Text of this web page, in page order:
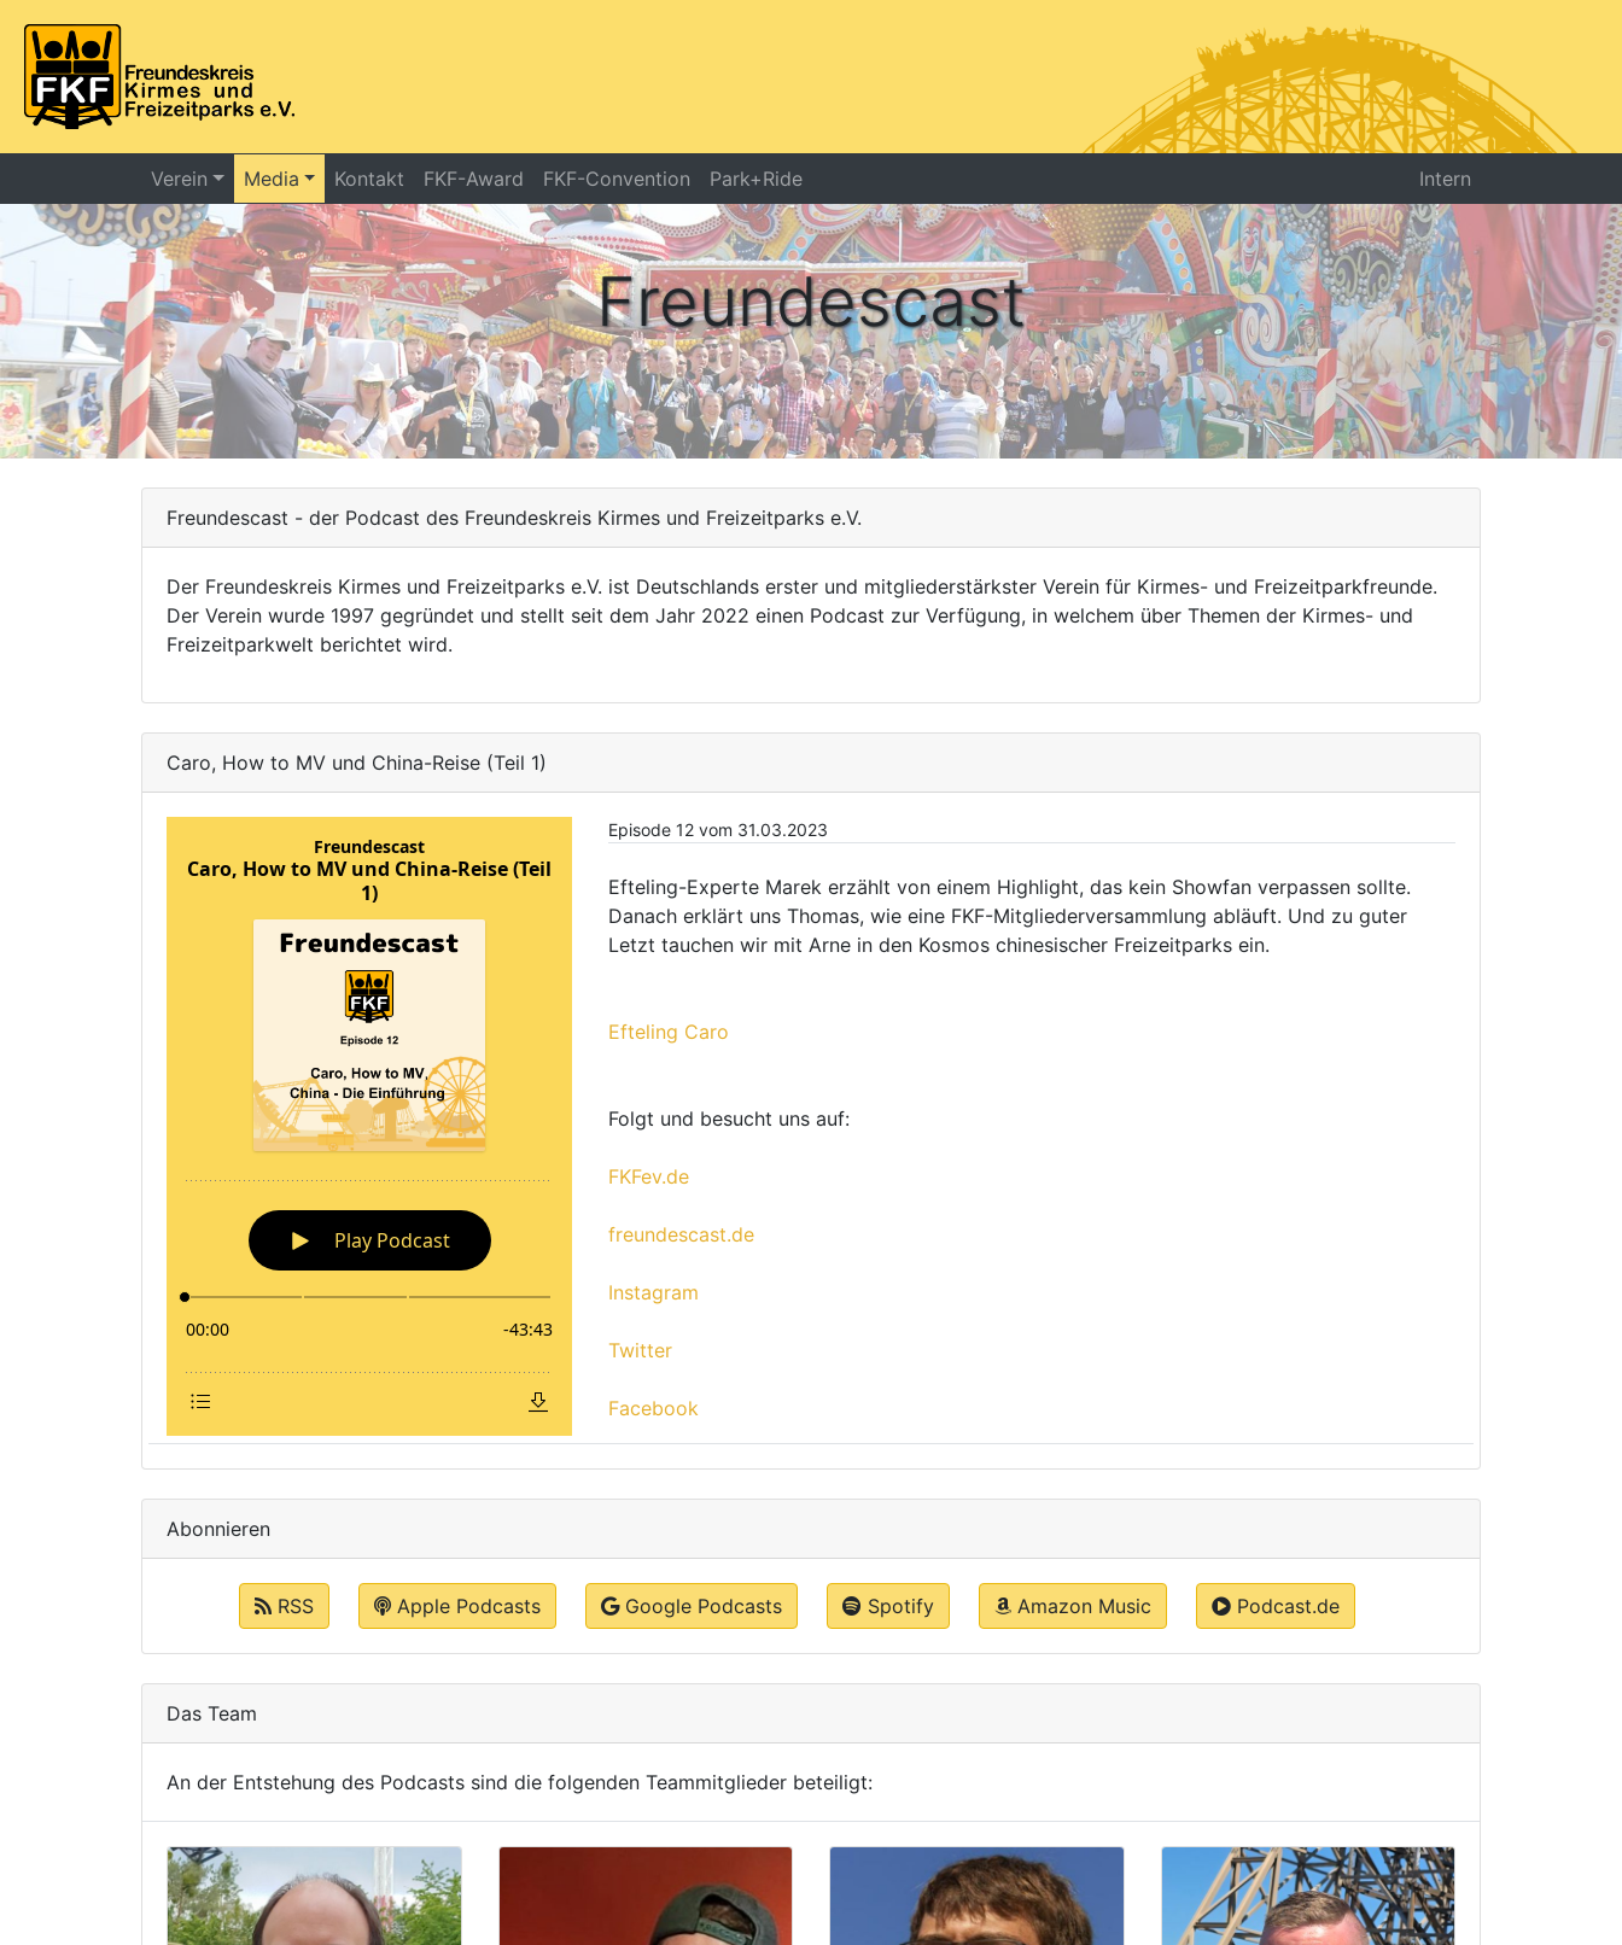
Verein Media Kontakt FKF-Award FKF-Convention Park+Ride Intern
Freundescast
Freundescast
Freundescast - der Podcast des Freundeskreis Kirmes und Freizeitparks e.V.
Der Freundeskreis Kirmes und Freizeitparks e.V. ist Deutschlands erster und mitgliederstärkster Verein für Kirmes- und Freizeitparkfreunde.
Der Verein wurde 1997 gegründet und stellt seit dem Jahr 2022 einen Podcast zur Verfügung, in welchem über Themen der Kirmes- und
Freizeitparkwelt berichtet wird.
Caro, How to MV und China-Reise (Teil 1)
Episode 12 vom 31.03.2023
Efteling-Experte Marek erzählt von einem Highlight, das kein Showfan verpassen sollte.
Danach erklärt uns Thomas, wie eine FKF-Mitgliederversammlung abläuft. Und zu guter
Letzt tauchen wir mit Arne in den Kosmos chinesischer Freizeitparks ein.
Efteling Caro
Folgt und besucht uns auf:
FKFev.de
freundescast.de
Instagram
Twitter
Facebook
Abonnieren
RSS Apple Podcasts Google Podcasts Spotify Amazon Music Podcast.de
Das Team
An der Entstehung des Podcasts sind die folgenden Teammitglieder beteiligt: